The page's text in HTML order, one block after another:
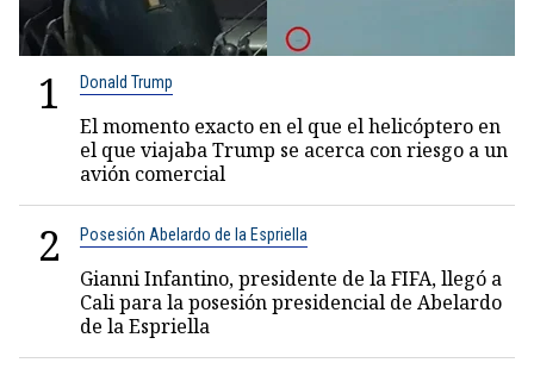
1 Donald Trump
El momento exacto en el que el helicóptero en
el que viajaba Trump se acerca con riesgo a un
avión comercial
2 Posesión Abelardo de la Espriella
Gianni Infantino, presidente de la FIFA, llegó a
Cali para la posesión presidencial de Abelardo
de la Espriella